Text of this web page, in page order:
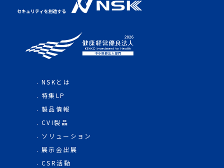
NSKとは
特集LP
製品情報
CVI製品
ソリューション
展示会出展
CSR活動